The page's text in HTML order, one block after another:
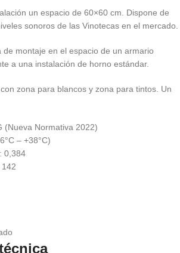
un espacio de 60×60 cm. Dispone de
sonoros de las Vinotecas en el mercado.
de montaje en el espacio de un armario
a una instalación de horno estándar.
zona para blancos y zona para tintos. Un
(Nueva Normativa 2022)
– +38°C)
0,384